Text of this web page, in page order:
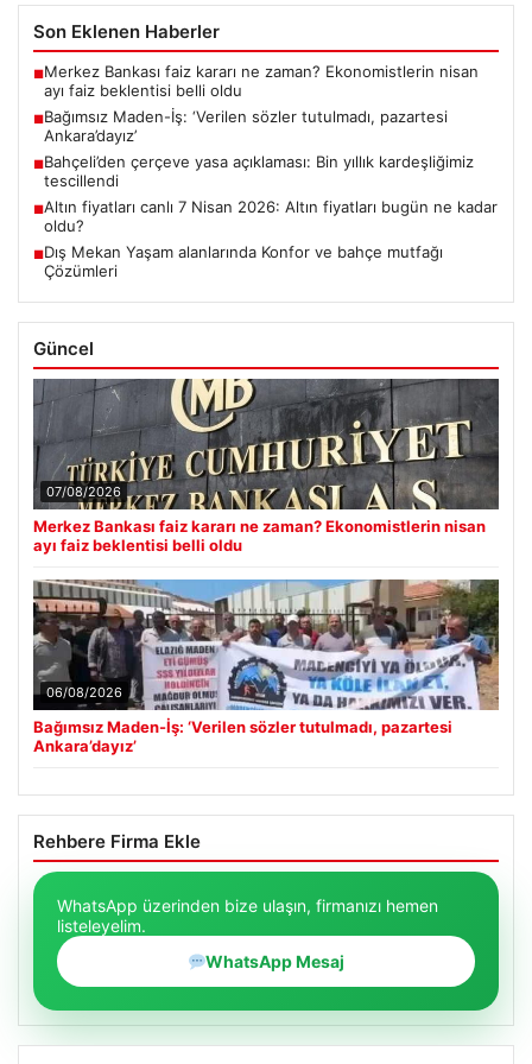
Son Eklenen Haberler
■Merkez Bankası faiz kararı ne zaman? Ekonomistlerin nisan
ayı faiz beklentisi belli oldu
■Bağımsız Maden-İş: ‘Verilen sözler tutulmadı, pazartesi
Ankara’dayız’
■Bahçeli’den çerçeve yasa açıklaması: Bin yıllık kardeşliğimiz
tescillendi
■Altın fiyatları canlı 7 Nisan 2026: Altın fiyatları bugün ne kadar
oldu?
■Dış Mekan Yaşam alanlarında Konfor ve bahçe mutfağı
Çözümleri
Güncel
07/08/2026
Merkez Bankası faiz kararı ne zaman? Ekonomistlerin nisan
ayı faiz beklentisi belli oldu
06/08/2026
Bağımsız Maden-İş: ‘Verilen sözler tutulmadı, pazartesi
Ankara’dayız’
Rehbere Firma Ekle
WhatsApp üzerinden bize ulaşın, firmanızı hemen
listeleyelim.
WhatsApp Mesaj